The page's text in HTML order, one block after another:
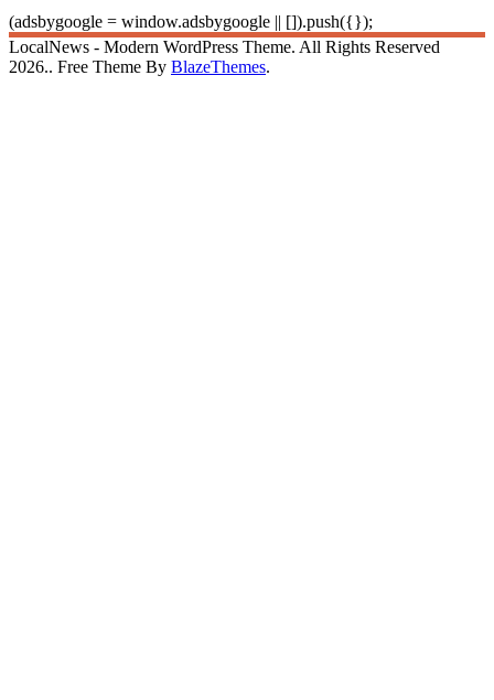
(adsbygoogle = window.adsbygoogle || []).push({});
LocalNews - Modern WordPress Theme. All Rights Reserved
2026.. Free Theme By BlazeThemes.